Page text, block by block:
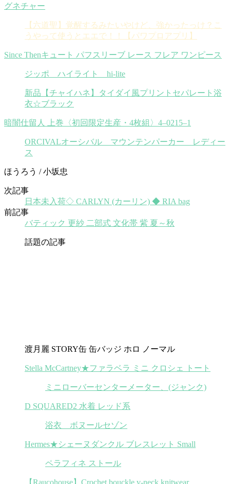
グネチャー
【六道聖】覚醒するみたいやけど、強かったっけ？こ
うやって使うとエエで！！【パワプロアプリ】
Since Thenキュート パフスリーブ レース フレア ワンピース
ジッポ ハイライト hi-lite
新品【チャイハネ】タイダイ風プリントセパレート浴
衣☆ブラック
暗闇仕留人 上巻〈初回限定生産・4枚組〉4–0215–1
ORCIVALオーシバル マウンテンパーカー レディー
ス
ほうろう / 小坂忠
次記事
日本未入荷◇ CARLYN (カーリン) ◆ RIA bag
前記事
バティック 更紗 二部式 文化帯 紫 夏～秋
話題の記事
渡月麗 STORY缶 缶バッジ ホロ ノーマル
Stella McCartney★ファラベラ ミニ クロシェ トート
ミニローバーセンターメーター、(ジャンク)
D SQUARED2 水着 レッド系
浴衣 ボヌールセゾン
Hermes★シェーヌダンクル ブレスレット Small
ペラフィネ ストール
【Raucohouse】Crochet bouckle v-neck knitwear